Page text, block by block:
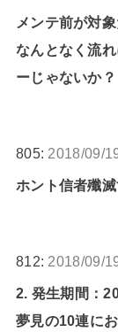
メンテ前が対
なんとなく流
ーじゃないか？
805: 2018/09/
ホント信者殲
812: 2018/09/
2. 発生期間：
夢見の10連に